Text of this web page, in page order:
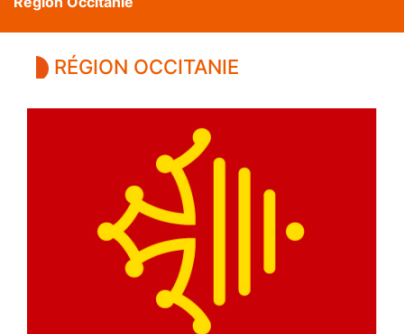
RÉGION OCCITANIE